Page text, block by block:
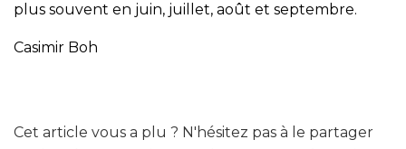
plus souvent en juin, juillet, août et septembre.
Casimir Boh
Cet article vous a plu ? N'hésitez pas à le partager